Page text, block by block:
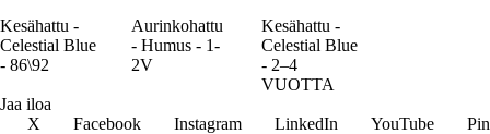
Kesähattu -
Celestial Blue
- 86\92
Aurinkohattu
- Humus - 1-
2V
Kesähattu -
Celestial Blue
- 2–4
VUOTTA
Jaa iloa
X
Facebook Instagram LinkedIn YouTube